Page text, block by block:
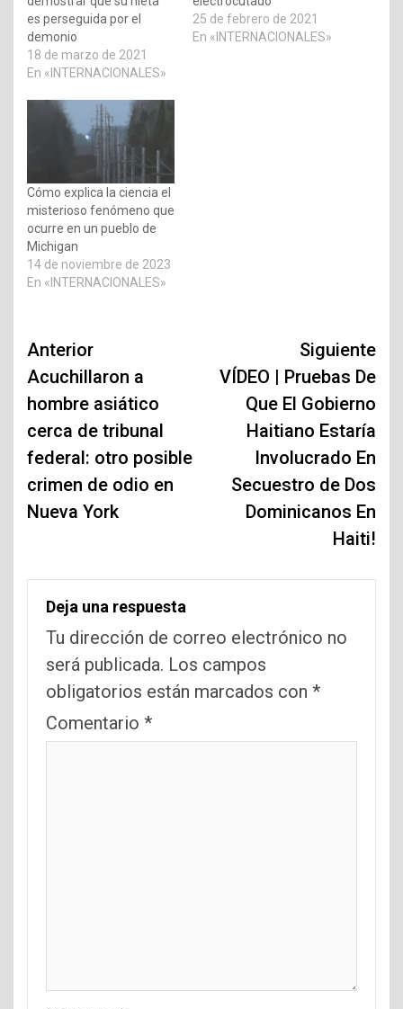
es perseguida por el
demonio
18 de marzo de 2021
En «INTERNACIONALES»
25 de febrero de 2021
En «INTERNACIONALES»
Cómo explica la ciencia el
misterioso fenómeno que
ocurre en un pueblo de
Michigan
14 de noviembre de 2023
En «INTERNACIONALES»
Navegación
de
entradas
Anterior
Acuchillaron a
hombre asiático
cerca de tribunal
federal: otro posible
crimen de odio en
Nueva York
Siguiente
VÍDEO | Pruebas De
Que El Gobierno
Haitiano Estaría
Involucrado En
Secuestro de Dos
Dominicanos En
Haiti!
Deja una respuesta
Tu dirección de correo electrónico no
será publicada. Los campos
obligatorios están marcados con *
Comentario *